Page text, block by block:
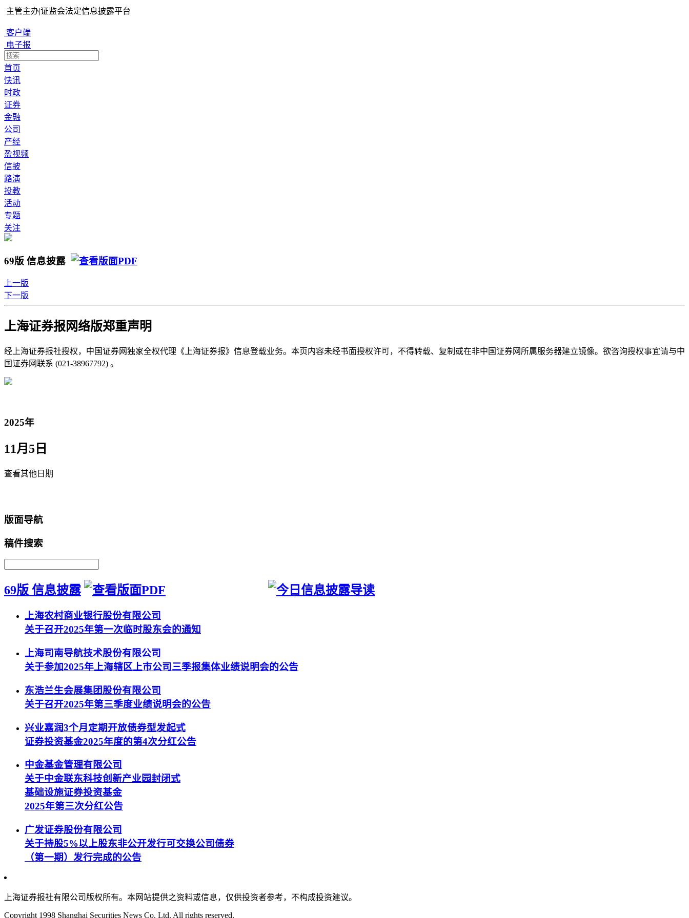
主管主办|证监会法定信息披露平台
客户端
电子报
首页
快讯
时政
证券
金融
公司
产经
盈视频
信披
路演
投教
活动
专题
关注
69版 信息披露
上一版
下一版
上海证券报网络版郑重声明
经上海证券报社授权，中国证券网独家全权代理《上海证券报》信息登载业务。本页内容未经书面授权许可，不得转载、复制或在非中国证券网所属服务器建立镜像。欲咨询授权事宜请与中
国证券网联系 (021-38967792) 。
2025年
11月5日
查看其他日期
版面导航
稿件搜索
69版 信息披露
上海农村商业银行股份有限公司
关于召开2025年第一次临时股东会的通知
上海司南导航技术股份有限公司
关于参加2025年上海辖区上市公司三季报集体业绩说明会的公告
东浩兰生会展集团股份有限公司
关于召开2025年第三季度业绩说明会的公告
兴业嘉润3个月定期开放债券型发起式
证券投资基金2025年度的第4次分红公告
中金基金管理有限公司
关于中金联东科技创新产业园封闭式
基础设施证券投资基金
2025年第三次分红公告
广发证券股份有限公司
关于持股5%以上股东非公开发行可交换公司债券
（第一期）发行完成的公告
上海证券报社有限公司版权所有。本网站提供之资料或信息，仅供投资者参考，不构成投资建议。
Copyright 1998 Shanghai Securities News Co. Ltd. All rights reserved.